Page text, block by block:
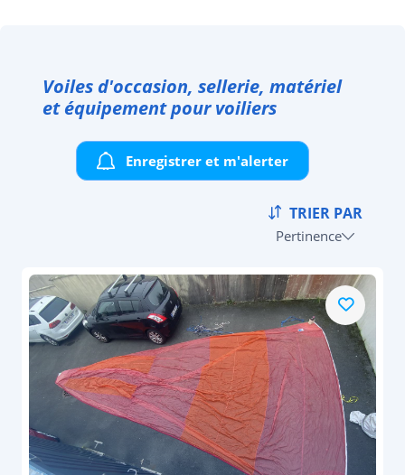
Voiles d'occasion, sellerie, matériel
et équipement pour voiliers
Enregistrer et m'alerter
TRIER PAR
Pertinence